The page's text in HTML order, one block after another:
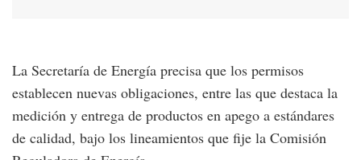
La Secretaría de Energía precisa que los permisos
establecen nuevas obligaciones, entre las que destaca la
medición y entrega de productos en apego a estándares
de calidad, bajo los lineamientos que fije la Comisión